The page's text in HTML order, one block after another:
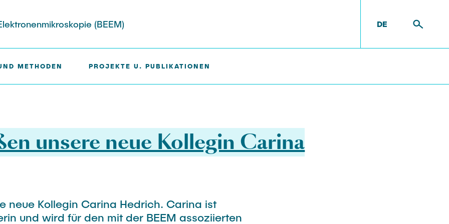
(BEEM) DE
Die Betriebseinheit
Elektronenmikroskopie
(BEEM) ist
und Expertise im Bereich der
Elektronenmikroskopie und
METHODEN PROJEKTE U. PUBLIKATIONEN
unsere neue Kollegin Carina
neue Kollegin Carina Hedrich. Carina ist
und wird für den mit der BEEM assoziierten